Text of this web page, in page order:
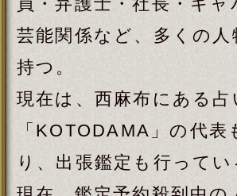
「KOTODAMA」代表
「イークゆかり KOTODAMA」とご検